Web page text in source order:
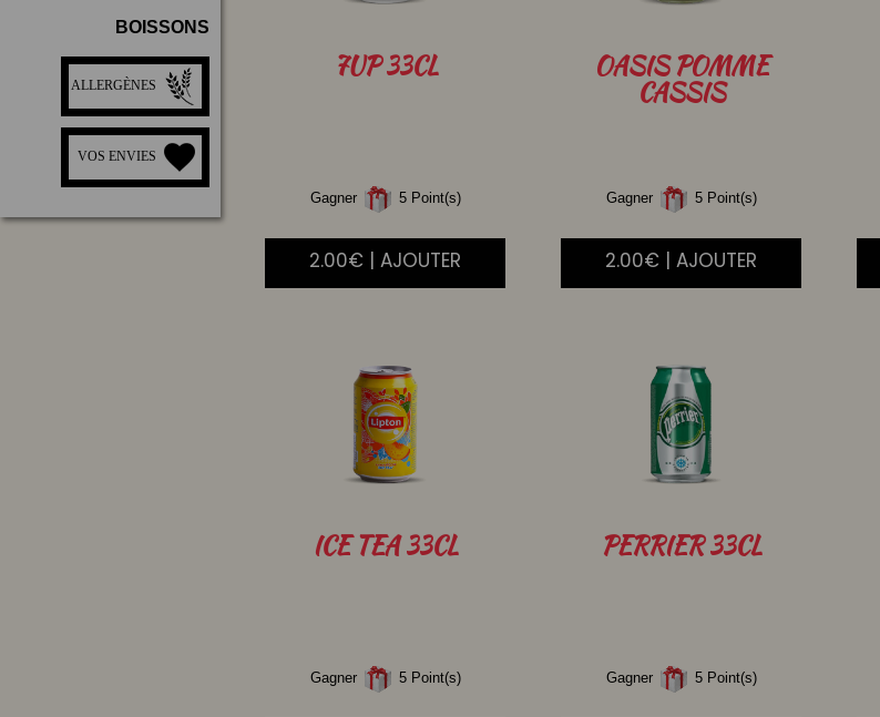
BOISSONS
ALLERGÈNES
VOS ENVIES
7UP33CL
Gagner 5 Point(s)
2.00€ | AJOUTER
OASISPOMME
CASSIS
Gagner 5 Point(s)
2.00€ | AJOUTER
ICETEA 33CL
Gagner 5 Point(s)
PERRIER33CL
Gagner 5 Point(s)